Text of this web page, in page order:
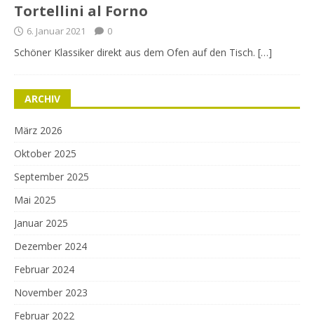
Tortellini al Forno
6. Januar 2021 0
Schöner Klassiker direkt aus dem Ofen auf den Tisch. […]
ARCHIV
März 2026
Oktober 2025
September 2025
Mai 2025
Januar 2025
Dezember 2024
Februar 2024
November 2023
Februar 2022